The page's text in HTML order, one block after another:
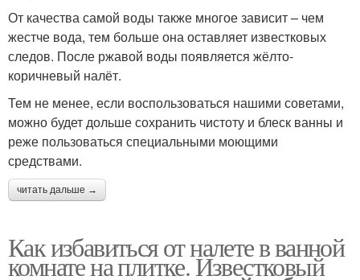
От качества самой воды также многое зависит – чем
жестче вода, тем больше она оставляет известковых
следов. После ржавой воды появляется жёлто-
коричневый налёт.
Тем не менее, если воспользоваться нашими советами,
можно будет дольше сохранить чистоту и блеск ванны и
реже пользоваться специальными моющими
средствами.
читать дальше →
Как избавиться от налете в ванной
комнате на плитке. Известковый